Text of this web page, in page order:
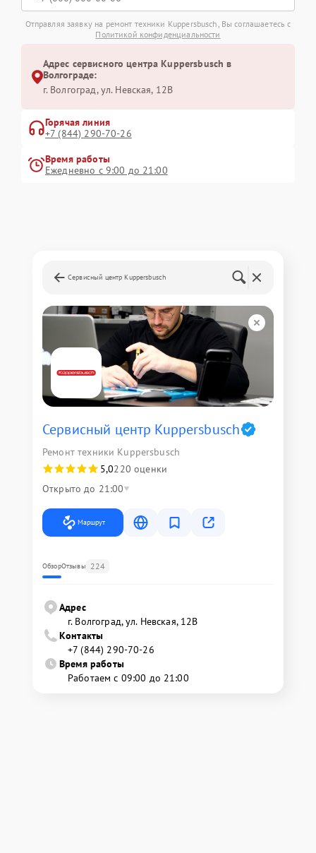
Отправляя заявку на ремонт техники Kuppersbusch, Вы соглашаетесь с
Политикой конфиденциальности
Адрес сервисного центра Kuppersbusch в
Волгограде:
г. Волгоград, ул. Невская, 12В
Горячая линия
+7 (844) 290-70-26
Время работы
Ежедневно с 9:00 до 21:00
Сервисный центр Kuppersbusch
Сервисный центр Kuppersbusch
Ремонт техники Kuppersbusch
5,0220 оценки
Открыто до 21:00
Маршрут
ОбзорОтзывы 224
Адрес
г. Волгоград, ул. Невская, 12В
Контакты
+7 (844) 290-70-26
Время работы
Работаем с 09:00 до 21:00